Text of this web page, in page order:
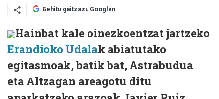
Gehitu gaitzazu Googlen
Hainbat kale oinezkoentzat jartzeko
Erandioko Udalak abiatutako
egitasmoak, batik bat, Astrabudua
eta Altzagan areagotu ditu